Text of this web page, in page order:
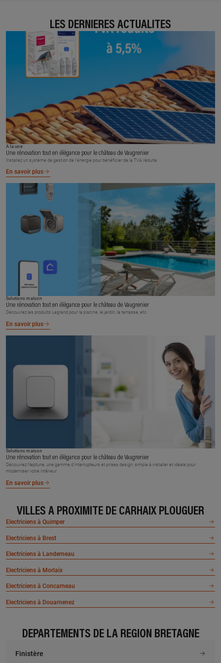
LES DERNIÈRES ACTUALITÉS
À la une
Une rénovation tout en élégance pour le château de Vaugrenier
Installez un système de gestion de l’énergie pour bénéficier de la TVA réduite.
En savoir plus
Solutions maison
Une rénovation tout en élégance pour le château de Vaugrenier
Découvrez les produits Legrand pour la piscine, le jardin, la terrasse, etc.
En savoir plus
Solutions maison
Une rénovation tout en élégance pour le château de Vaugrenier
Découvrez Neptune, une gamme d’interrupteurs et prises design, simple à installer et idéale pour
moderniser votre intérieur.
En savoir plus
VILLES À PROXIMITÉ DE CARHAIX PLOUGUER
Electriciens à Quimper
Electriciens à Brest
Electriciens à Landerneau
Electriciens à Morlaix
Electriciens à Concarneau
Electriciens à Douarnenez
DÉPARTEMENTS DE LA RÉGION BRETAGNE
Finistère